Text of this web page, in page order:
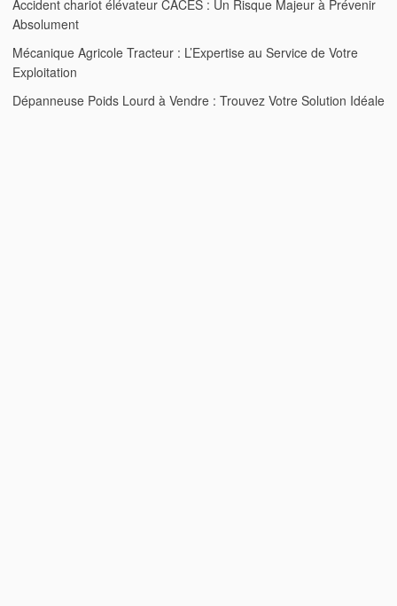
Accident chariot élévateur CACES : Un Risque Majeur à Prévenir
Absolument
Mécanique Agricole Tracteur : L’Expertise au Service de Votre
Exploitation
Dépanneuse Poids Lourd à Vendre : Trouvez Votre Solution Idéale